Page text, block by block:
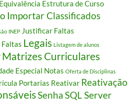
Equivalência Estrutura de Curso
Importar Classificados
INEP Justificar Faltas
Legais Listagem de alunos
Matrizes Curriculares
Especial Notas Oferta de Disciplinas
Portarias Reativar Reativação
SenhaSQL Server